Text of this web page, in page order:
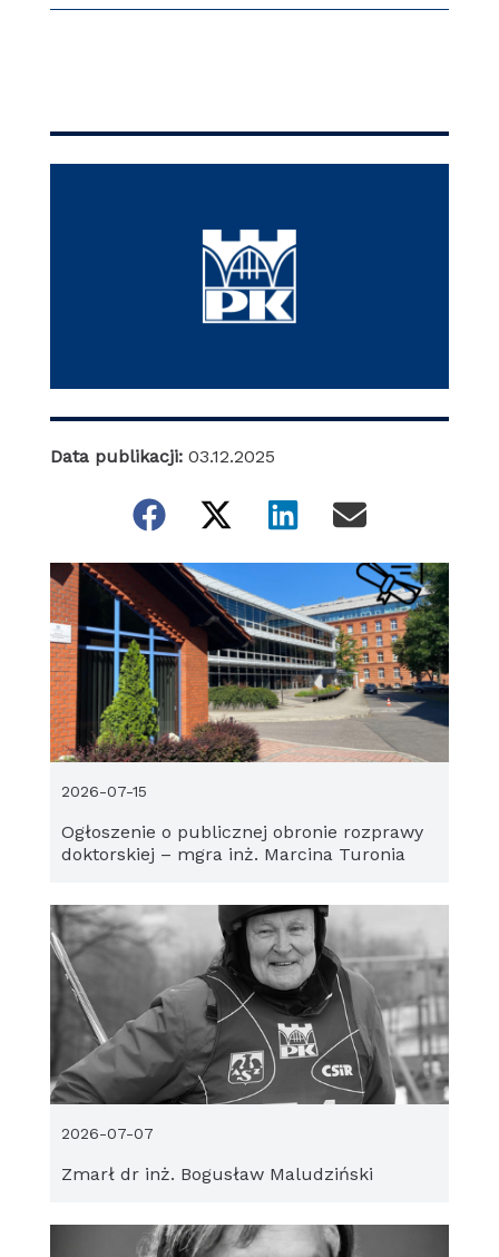
Data publikacji: 03.12.2025
Ogłoszenie o publicznej obronie rozprawy
doktorskiej – mgra inż. Marcina Turonia
2026-07-15
Zmarł dr inż. Bogusław Maludziński
2026-07-07